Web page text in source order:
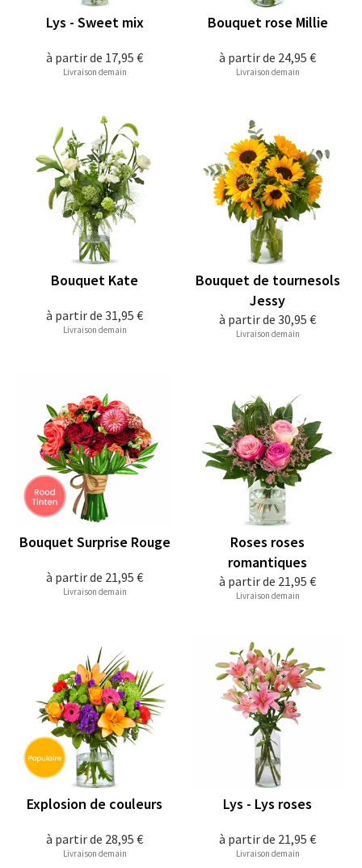
à partir de 17,95 €
Lys - Sweet mix
Livraison demain
à partir de 24,95 €
Bouquet rose Millie
Livraison demain
à partir de 31,95 €
Bouquet Kate
Livraison demain
à partir de 30,95 €
Bouquet de tournesols
Jessy
Livraison demain
à partir de 21,95 €
Bouquet Surprise Rouge
Livraison demain
à partir de 21,95 €
Roses roses
romantiques
Livraison demain
à partir de 28,95 €
Explosion de couleurs
Livraison demain
à partir de 21,95 €
Lys - Lys roses
Livraison demain